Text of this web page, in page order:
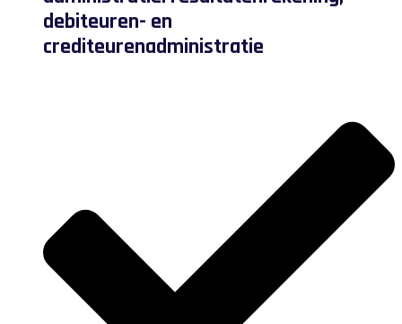
debiteuren- en
crediteurenadministratie